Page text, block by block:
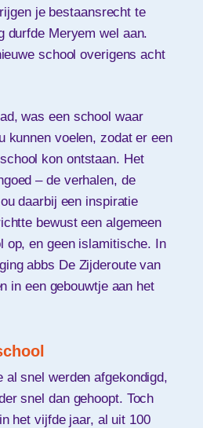
je bestaansrecht te
durfde Meryem wel aan.
school overigens acht
was een school waar
kunnen voelen, zodat er een
kon ontstaan. Het
– de verhalen, de
daarbij een inspiratie
bewust een algemeen
op, en geen islamitische. In
abbs De Zijderoute van
in een gebouwtje aan het
al snel werden afgekondigd,
snel dan gehoopt. Toch
het vijfde jaar, al uit 100